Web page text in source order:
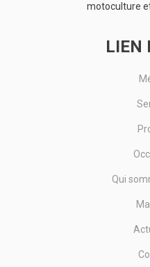
motoculture
LIEN
Qui